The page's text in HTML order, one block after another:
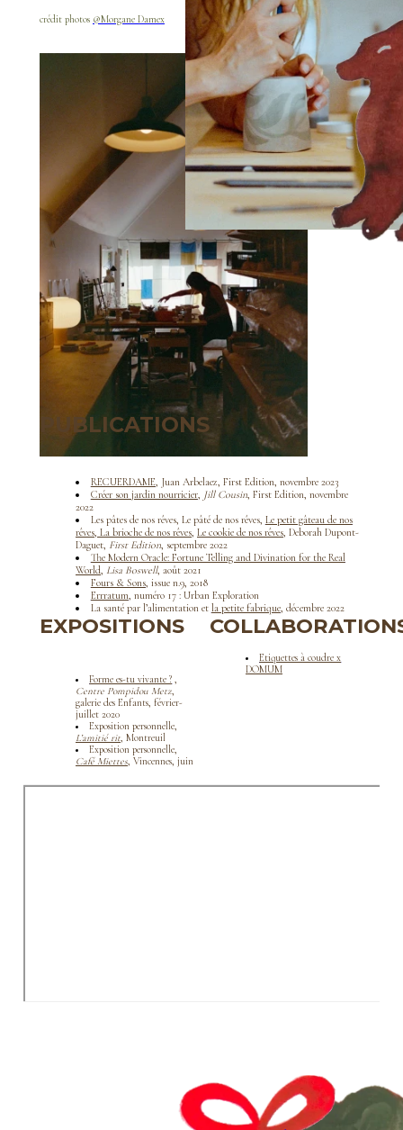
crédit photos @Morgane Damex
PUBLICATIONS
RECUERDAME, Juan Arbelaez, First Edition, novembre 2023
Créer son jardin nourricier, Jill Cousin, First Edition, novembre
2022
Les pâtes de nos rêves, Le pâté de nos rêves, Le petit gâteau de nos
rêves, La brioche de nos rêves, Le cookie de nos rêves, Deborah Dupont-
Daguet, First Edition, septembre 2022
The Modern Oracle: Fortune Telling and Divination for the Real
World, Lisa Boswell, août 2021
Fours & Sons, issue n.9, 2018
Errratum, numéro 17 : Urban Exploration
La santé par l’alimentation et la petite fabrique, décembre 2022
EXPOSITIONS
Forme es-tu vivante ? ,
Centre Pompidou Metz,
galerie des Enfants, février-
juillet 2020
Exposition personnelle,
L’amitié rit, Montreuil
Exposition personnelle,
Café Miettes, Vincennes, juin
Etiquettes à coudre x
DOMUM